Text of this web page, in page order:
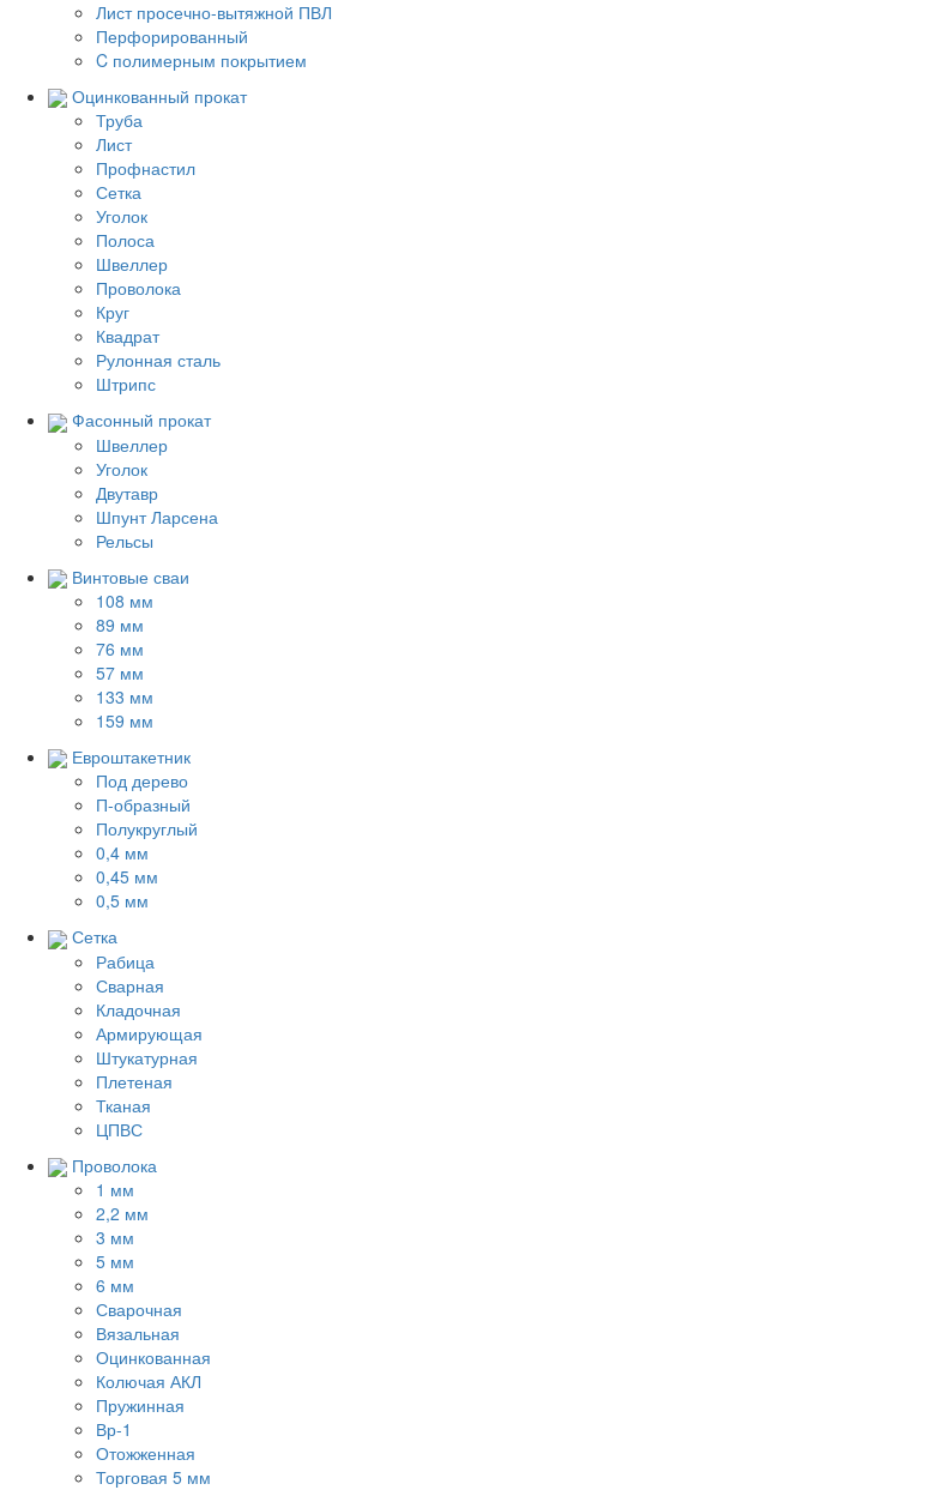
Лист просечно-вытяжной ПВЛ
Перфорированный
C полимерным покрытием
Оцинкованный прокат
Труба
Лист
Профнастил
Сетка
Уголок
Полоса
Швеллер
Проволока
Круг
Квадрат
Рулонная сталь
Штрипс
Фасонный прокат
Швеллер
Уголок
Двутавр
Шпунт Ларсена
Рельсы
Винтовые сваи
108 мм
89 мм
76 мм
57 мм
133 мм
159 мм
Евроштакетник
Под дерево
П-образный
Полукруглый
0,4 мм
0,45 мм
0,5 мм
Сетка
Рабица
Сварная
Кладочная
Армирующая
Штукатурная
Плетеная
Тканая
ЦПВС
Проволока
1 мм
2,2 мм
3 мм
5 мм
6 мм
Сварочная
Вязальная
Оцинкованная
Колючая АКЛ
Пружинная
Вр-1
Отожженная
Торговая 5 мм